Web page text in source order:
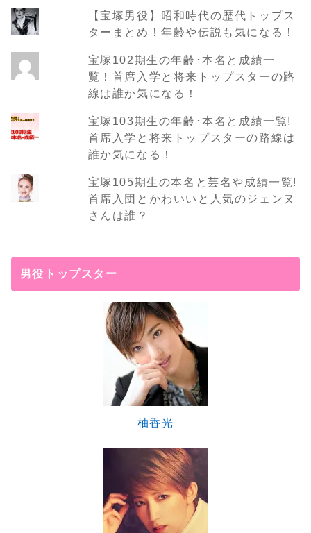
【宝塚男役】昭和時代の歴代トップス
ターまとめ！年齢や伝説も気になる！
宝塚102期生の年齢･本名と成績一
覧！首席入学と将来トップスターの路
線は誰か気になる！
宝塚103期生の年齢･本名と成績一覧!
首席入学と将来トップスターの路線は
誰か気になる！
宝塚105期生の本名と芸名や成績一覧!
首席入団とかわいいと人気のジェンヌ
さんは誰？
男役トップスター
柚香光